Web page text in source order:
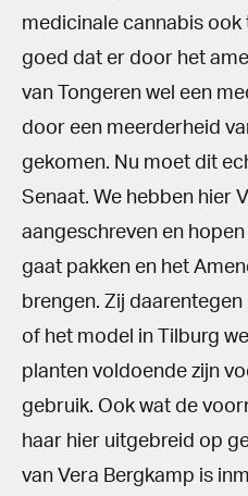
medicinale cannabis
goed dat er door het
van Tongeren wel een
door een meerderheid
gekomen. Nu moet dit
Senaat. We hebben hier
aangeschreven en
gaat pakken en het
brengen. Zij
of het model in Tilburg
planten voldoende zijn
gebruik. Ook wat de
haar hier uitgebreid op
van Vera Bergkamp is